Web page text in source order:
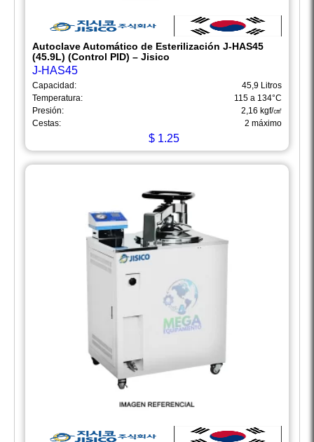
Autoclave Automático de Esterilización J-HAS45
(45.9L) (Control PID) – Jisico
J-HAS45
Capacidad:
45,9 Litros
Temperatura:
115 a 134°C
Presión:
2,16 kgf/㎠
Cestas:
2 máximo
$ 1.25